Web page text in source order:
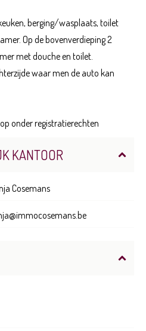
berging/wasplaats, toilet
Op de bovenverdieping 2
met douche en toilet.
waar men de auto kan
onder registratierechten
KANTOOR
Cosemans